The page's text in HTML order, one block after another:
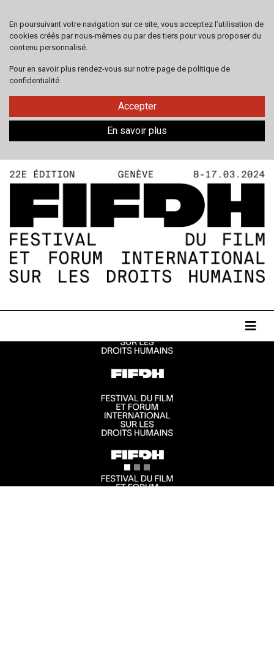
En poursuivant votre navigation sur ce site, vous acceptez l’utilisation de
cookies créés par nous-mêmes ou par des tiers pour vous proposer du
contenu personnalisé.
Pour en savoir plus rendez-vous sur notre page de politique de
confidentialité.
Accepter
En savoir plus